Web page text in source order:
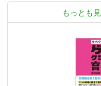
もっとも